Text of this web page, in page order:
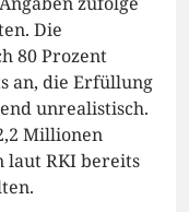
Die
80 Prozent
an, die Erfüllung
unrealistisch.
Millionen
laut RKI bereits